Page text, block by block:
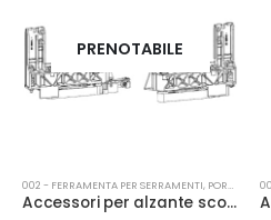
PRENOTABILE
002 - FERRAMENTA PER SERRAMENTI, PORTA-FINESTRA
Accessori per alzante scorrevole Gu K15276-00-R-0